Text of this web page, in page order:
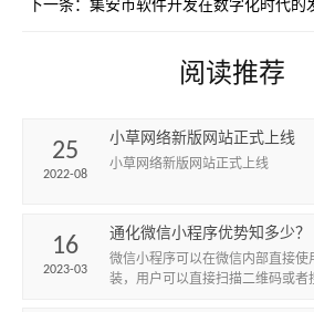
下一条： 集安市软件开发在数字化时代的
阅读推荐
25
2022-08
小草网络新版网站正式上线
小草网络新版网站正式上线
16
2023-03
通化微信小程序优势知多少？
微信小程序可以在微信内部直接使
装，用户可以直接扫描二维码或者